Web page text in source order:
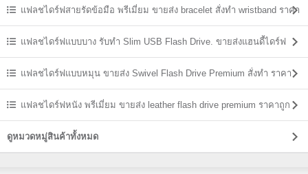
ส่ง แฟลชไดร์ฟสายรัดข้อมือ พรีเมี่ยม ขายส่ง bracelet สั่งทำ wristband ราคา
ถูก แฟลชไดร์ฟแบบบาง รับทำ Slim USB Flash Drive. ขายส่งแฮนดี้ไดร์ฟ
ราคาถูกแฟลชไดร์ฟแบบหมุน ขายส่ง Swivel Flash Drive Premium สั่งทำ ราคา
ถูก แฟลชไดร์ฟหนัง พรีเมี่ยม ขายส่ง leather flash drive premium ราคาถูก
ดูหมวดหมู่สินค้าทั้งหมด